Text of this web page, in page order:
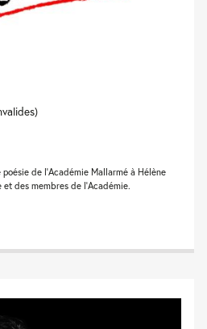
de l’Académie Mallarmé à Hélène
et des membres de l’Académie.